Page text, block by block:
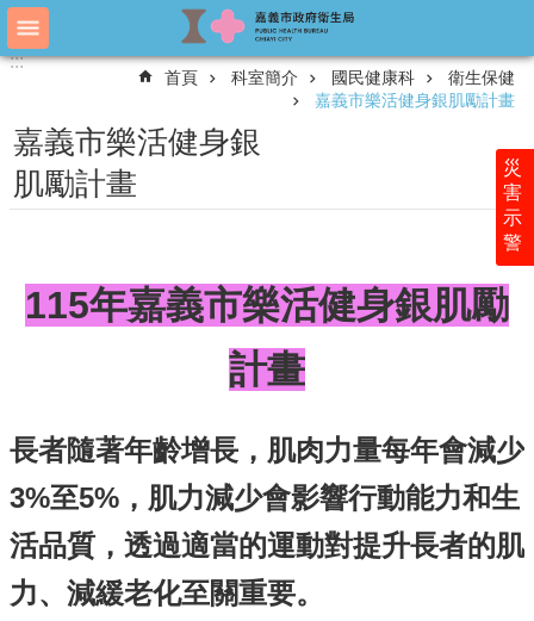
跳到主要內容區塊
進
生
局
介
附
屬
單
位
公
:::
災
害
示
警
:::
首頁 科室簡介 國民健康科
衛生保健
嘉義市樂活健身銀肌勵計畫
嘉義市樂活健身銀
肌勵計畫
115年嘉義市樂活健身銀肌勵
計畫
長者隨著年齡增長，肌肉力量每年會減少
3%至5%，肌力減少會影響行動能力和生
活品質，透過適當的運動對提升長者的肌
力、減緩老化至關重要。